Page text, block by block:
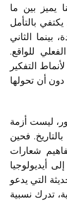
يميز بين ما
بالتأمل
بينما الثاني
للواقع.
التفكير
دون أن تحولها
ليست أزمة
فحين
شعارات
أيديولوجيا
التي يدعو
تدرك نسبية